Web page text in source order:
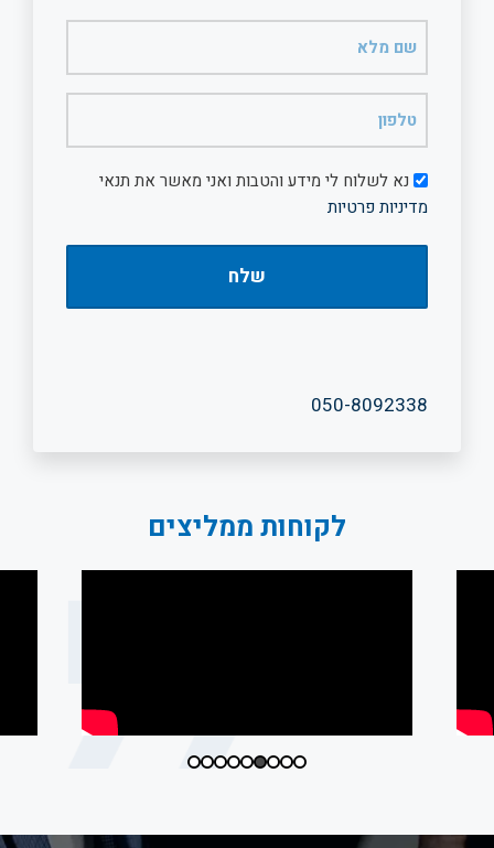
מלא
דיוורנא לשלוח לי מידע והטבות ואני מאשר את תנאי
מדיניות פרטיות
050-8092338
לקוחות ממליצים